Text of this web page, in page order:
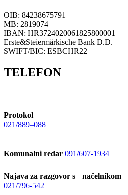
OIB: 84238675791
MB: 2819074
IBAN: HR3724020061825800001
Erste&Steiermärkische Bank D.D.
SWIFT/BIC: ESBCHR22
TELEFON
Protokol
021/889–088
Komunalni redar 091/607-1934
Najava za razgovor s načelnikom
021/796-542